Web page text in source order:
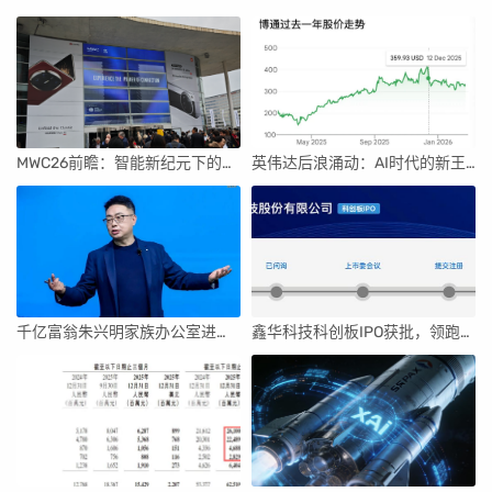
MWC26前瞻：智能新纪元下的科技盛宴 英伟达后浪涌动：AI时代的新王者与隐忧
千亿富翁朱兴明家族办公室进军VC圈 鑫华科技科创板IPO获批，领跑国内半导体材料市场